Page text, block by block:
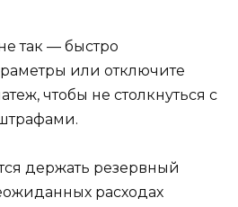
так — быстро
или отключите
чтобы не столкнуться с
держать резервный
расходах